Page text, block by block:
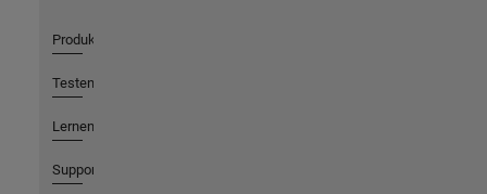
Produkte
Testen oder Kaufen
Lernen
Support